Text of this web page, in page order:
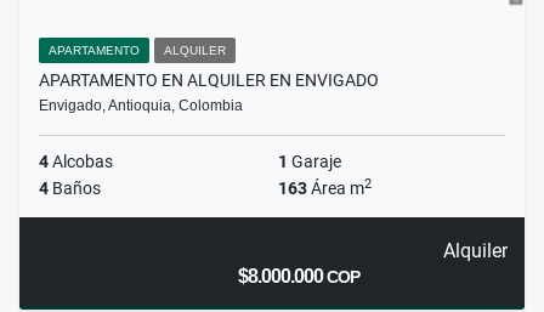
APARTAMENTO ALQUILER
APARTAMENTO EN ALQUILER EN ENVIGADO
Envigado, Antioquia, Colombia
4Alcobas 1 Garaje
4 Baños 163Área m2
Alquiler
$8.000.000COP